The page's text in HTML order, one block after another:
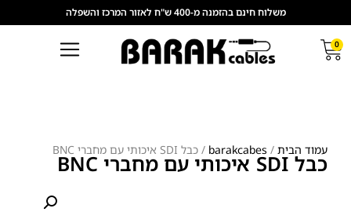
משלוח חינם בהזמנה מ-400 ש"ח לאזור המרכז והשפלה
0
עמוד הבית /
barakcabes / כבל SDI איכותי עם מחברי BNC
כבל SDI איכותי עם מחברי BNC